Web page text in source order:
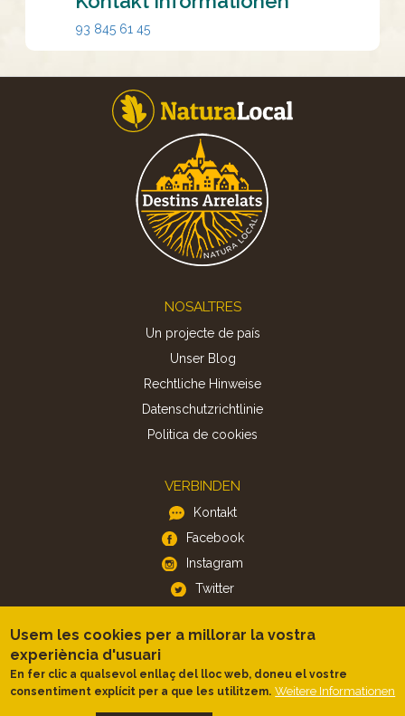
93 845 61 45
NOSALTRES
Un projecte de país
Unser Blog
Rechtliche Hinweise
Datenschutzrichtlinie
Politica de cookies
VERBINDEN
Kontakt
Facebook
Instagram
Twitter
APP
iOS
Android
Usem les cookies per a millorar la vostra
experiència d'usuari
En fer clic a qualsevol enllaç del lloc web, doneu el vostre
consentiment explícit per a que les utilitzem. Weitere Informationen